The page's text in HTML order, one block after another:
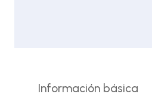
Información básica